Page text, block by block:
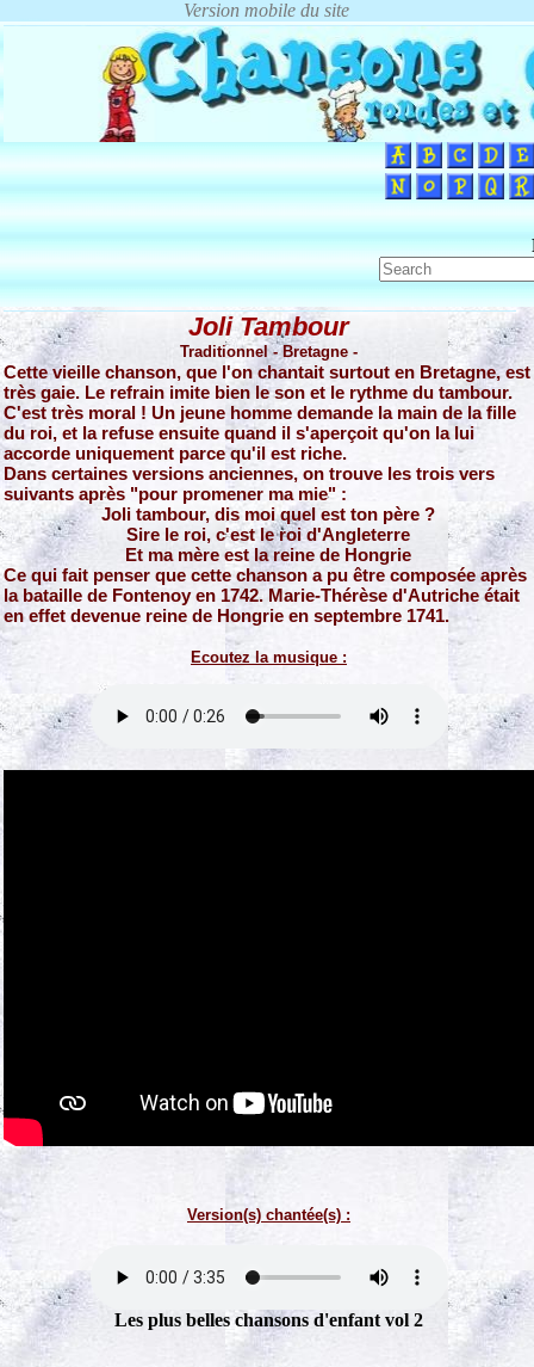
Joli Tambour
Traditionnel - Bretagne -
Cette vieille chanson, que l'on chantait surtout en Bretagne, est
très gaie. Le refrain imite bien le son et le rythme du tambour.
C'est très moral ! Un jeune homme demande la main de la fille
du roi, et la refuse ensuite quand il s'aperçoit qu'on la lui
accorde uniquement parce qu'il est riche.
Dans certaines versions anciennes, on trouve les trois vers
suivants après "pour promener ma mie" :
Joli tambour, dis moi quel est ton père ?
Sire le roi, c'est le roi d'Angleterre
Et ma mère est la reine de Hongrie
Ce qui fait penser que cette chanson a pu être composée après
la bataille de Fontenoy en 1742. Marie-Thérèse d'Autriche était
en effet devenue reine de Hongrie en septembre 1741.
Ecoutez la musique :
Version(s) chantée(s) :
Les plus belles chansons d'enfant vol 2